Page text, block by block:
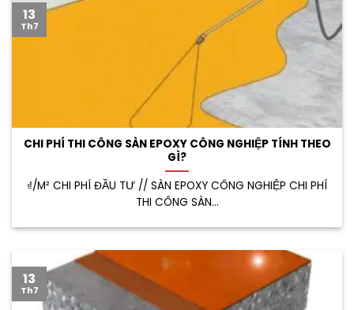
CHI PHÍ THI CÔNG SÀN EPOXY CÔNG NGHIỆP TÍNH THEO
GÌ?
₫/M² CHI PHÍ ĐẦU TƯ // SÀN EPOXY CÔNG NGHIỆP CHI PHÍ
THI CÔNG SÀN...
13
Th7
13
Th7